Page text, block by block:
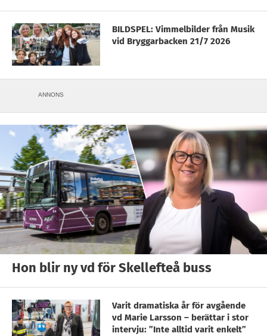
BILDSPEL: Vimmelbilder från Musik
vid Bryggarbacken 21/7 2026
ANNONS
Hon blir ny vd för Skellefteå buss
Varit dramatiska år för avgående
vd Marie Larsson – berättar i stor
intervju: ”Inte alltid varit enkelt”